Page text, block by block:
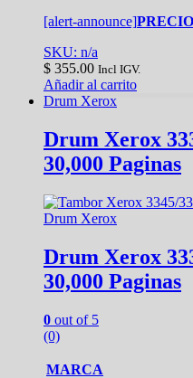
[alert-announce]
SKU: n/a
$ 355.00 Incl IGV.
Añadir al carrito
Drum Xerox
Drum Xerox
30,000 Paginas
Drum Xerox
Drum Xerox
30,000 Paginas
0 out of 5
(0)
MARCA